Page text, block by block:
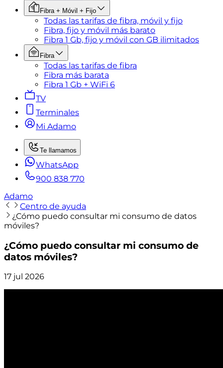
Fibra + Móvil + Fijo
Todas las tarifas de fibra, móvil y fijo
Fibra, fijo y móvil más barato
Fibra 1 Gb, fijo y móvil con GB ilimitados
Fibra
Todas las tarifas de fibra
Fibra más barata
Fibra 1 Gb + WiFi 6
TV
Terminales
Mi Adamo
Te llamamos
WhatsApp
900 838 770
Adamo
Centro de ayuda
¿Cómo puedo consultar mi consumo de datos
móviles?
¿Cómo puedo consultar mi consumo de
datos móviles?
17 jul 2026